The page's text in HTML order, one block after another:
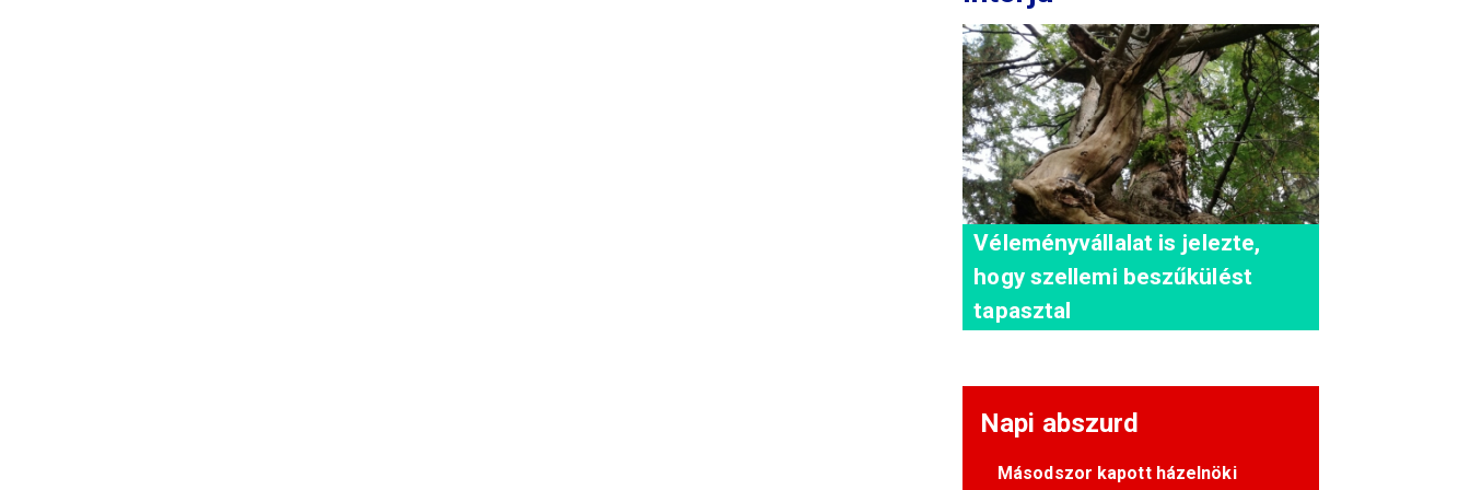
Véleményvállalat is jelezte,
hogy szellemi beszűkülést
tapasztal
Napi abszurd
Másodszor kapott házelnöki